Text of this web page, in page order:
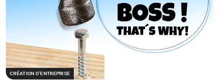
CRÉATION D’ENTREPRISE